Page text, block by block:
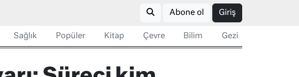
Abone ol Giriş
Sağlık Popüler Kitap Çevre Bilim Gezi